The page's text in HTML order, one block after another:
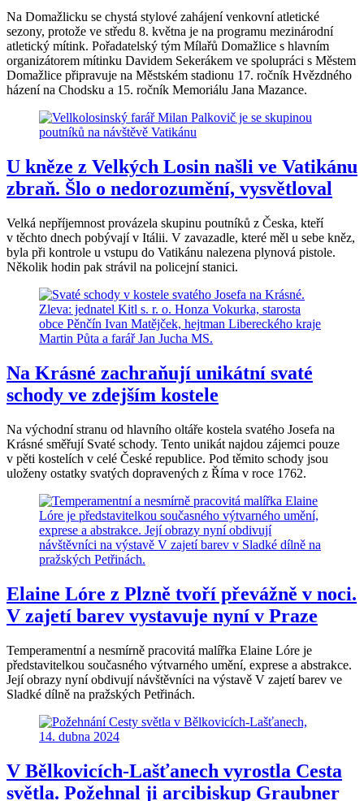
Na Domažlicku se chystá stylové zahájení venkovní atletické
sezony, protože ve středu 8. května je na programu mezinárodní
atletický mítink. Pořadatelský tým Mílařů Domažlice s hlavním
organizátorem mítinku Davidem Sekerákem ve spolupráci s Městem
Domažlice připravuje na Městském stadionu 17. ročník Hvězdného
házení na Chodsku a 15. ročník Memoriálu Jana Mazance.
U kněze z Velkých Losin našli ve Vatikánu
zbraň. Šlo o nedorozumění, vysvětloval
Velká nepříjemnost provázela skupinu poutníků z Česka, kteří
v těchto dnech pobývají v Itálii. V zavazadle, které měl u sebe kněz,
byla při kontrole u vstupu do Vatikánu nalezena plynová pistole.
Několik hodin pak strávil na policejní stanici.
Na Krásné zachraňují unikátní svaté
schody ve zdejším kostele
Na východní stranu od hlavního oltáře kostela svatého Josefa na
Krásné směřují Svaté schody. Tento unikát najdou zájemci pouze
v pěti kostelích v celé České republice. Pod těmito schody jsou
uloženy ostatky svatých dopravených z Říma v roce 1762.
Elaine Lóre z Plzně tvoří převážně v noci.
V zajetí barev vystavuje nyní v Praze
Temperamentní a nesmírně pracovitá malířka Elaine Lóre je
představitelkou současného výtvarného umění, exprese a abstrakce.
Její obrazy nyní obdivují návštěvníci na výstavě V zajetí barev ve
Sladké dílně na pražských Petřinách.
V Bělkovicích-Lašťanech vyrostla Cesta
světla. Požehnal ji arcibiskup Graubner